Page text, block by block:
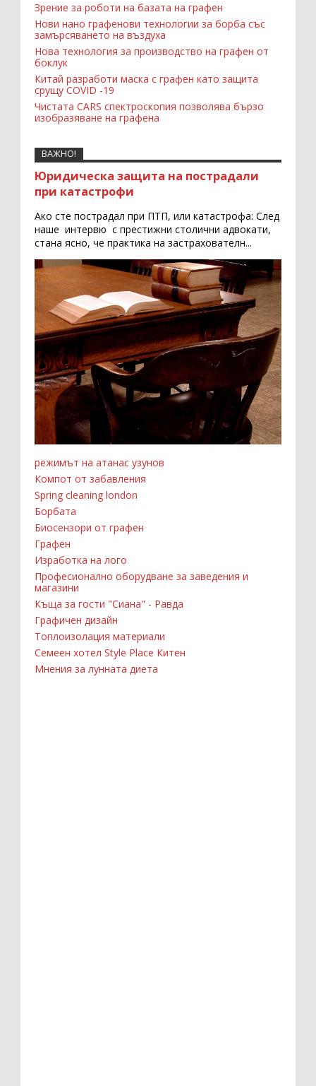
Зрение за роботи на базата на графен
Нови нано графенови технологии за борба със
замърсяването на въздуха
Нова технология за производство на графен от
боклук
Китай разработи маска с графен като защита
срущу COVID -19
Чистата CARS спектроскопия позволява бързо
изобразяване на графена
ВАЖНО!
Юридическа защита на пострадали
при катастрофи
Ако сте пострадал при ПТП, или катастрофа: След
наше интервю с престижни столични адвокати,
стана ясно, че практика на застрахователн...
режимът на атанас узунов
Компот от забавления
Spring cleaning london
Борбата
Биосензори от графен
Графен
Изработка на лого
Професионално оборудване за заведения и
магазини
Къща за гости "Сиана" - Равда
Графичен дизайн
Топлоизолация материали
Семеен хотел Style Place Китен
Мнения за лунната диета